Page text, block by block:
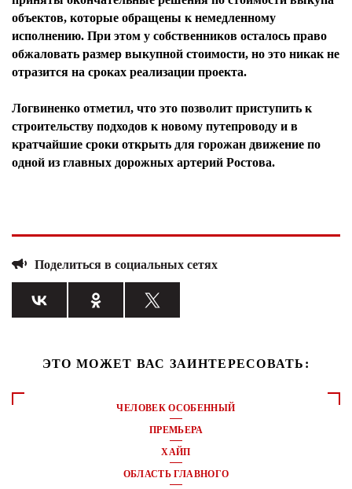
объектов, которые обращены к немедленному
исполнению. При этом у собственников осталось право
обжаловать размер выкупной стоимости, но это никак не
отразится на сроках реализации проекта.
Логвиненко отметил, что это позволит приступить к
строительству подходов к новому путепроводу и в
кратчайшие сроки открыть для горожан движение по
одной из главных дорожных артерий Ростова.
Поделиться в социальных сетях
ЭТО МОЖЕТ ВАС ЗАИНТЕРЕСОВАТЬ:
ЧЕЛОВЕК ОСОБЕННЫЙ
ПРЕМЬЕРА
ХАЙП
ОБЛАСТЬ ГЛАВНОГО